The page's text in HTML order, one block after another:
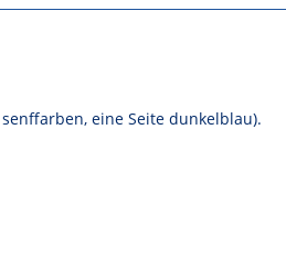
eine Seite dunkelblau).